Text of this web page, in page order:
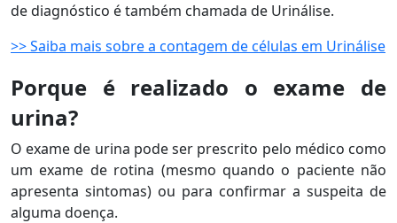
de diagnóstico é também chamada de Urinálise.
>> Saiba mais sobre a contagem de células em Urinálise
Porque é realizado o exame de
urina?
O exame de urina pode ser prescrito pelo médico como
um exame de rotina (mesmo quando o paciente não
apresenta sintomas) ou para confirmar a suspeita de
alguma doença.